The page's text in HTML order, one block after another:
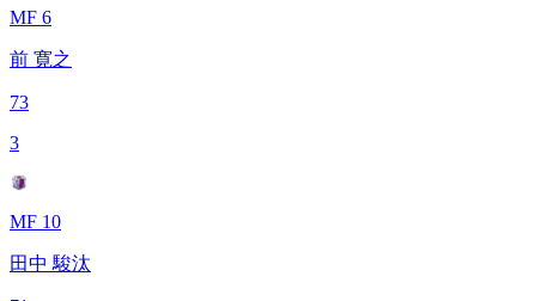
MF 6
前 寛之
73
3
MF 10
田中 駿汰